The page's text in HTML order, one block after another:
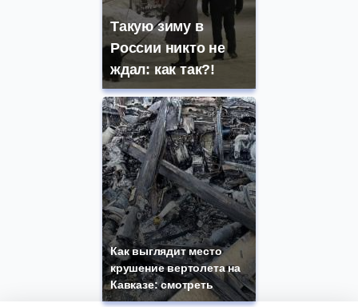
Такую зиму в
России никто не
ждал: как так?!
Как выглядит место
крушение вертолета на
Кавказе: смотреть